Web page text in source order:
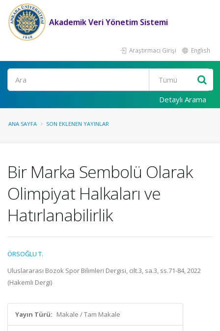
Akademik Veri Yönetim Sistemi
Araştırmacı Girişi English
Ara
Detaylı Arama
ANA SAYFA SON EKLENEN YAYINLAR
Bir Marka Sembolü Olarak
Olimpiyat Halkaları ve
Hatırlanabilirlik
ÖRSOĞLU T.
Uluslararası Bozok Spor Bilimleri Dergisi, cilt.3, sa.3, ss.71-84, 2022
(Hakemli Dergi)
Yayın Türü: Makale / Tam Makale